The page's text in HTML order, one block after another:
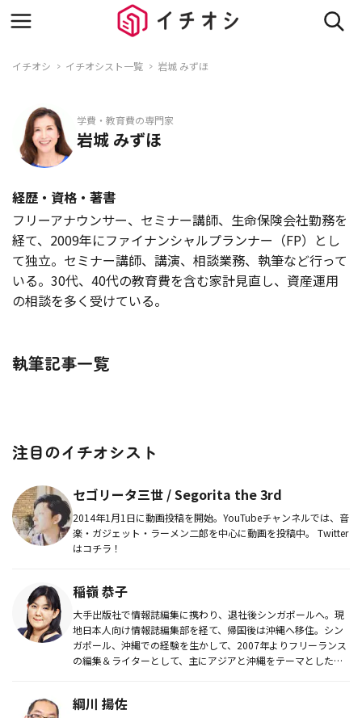
イチオシ イチオシスト一覧 岩城 みずほ
学費・教育費の専門家
岩城 みずほ
経歴・資格・著書
フリーアナウンサー、セミナー講師、生命保険会社勤務を
経て、2009年にファイナンシャルプランナー（FP）とし
て独立。セミナー講師、講演、相談業務、執筆など行って
いる。30代、40代の教育費を含む家計見直し、資産運用
の相談を多く受けている。
執筆記事一覧
注目のイチオシスト
セゴリータ三世 / Segorita the 3rd
2014年1月1日に動画投稿を開始。YouTubeチャンネルでは、音
楽・ガジェット・ラーメン二郎を中心に動画を投稿中。 Twitter
はコチラ！
稲嶺 恭子
大手出版社で情報誌編集に携わり、退社後シンガポールへ。現
地日本人向け情報誌編集部を経て、帰国後は沖縄へ移住。シン
ガポール、沖縄での経験を生かして、2007年よりフリーランス
の編集＆ライターとして、主にアジアと沖縄をテーマとしたガ
綱川 揚佐